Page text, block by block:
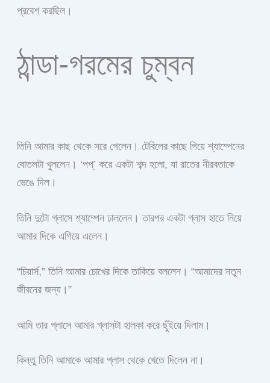
প্রবেশ করছিল।
ঠান্ডা-গরমের চুম্বন
তিনি আমার কাছ থেকে সরে গেলেন। টেবিলের কাছে গিয়ে শ্যাম্পেনের
বোতলটা খুললেন। ‘পপ্’ করে একটা শব্দ হলো, যা রাতের নীরবতাকে
ভেঙে দিল।
তিনি দুটো গ্লাসে শ্যাম্পেন ঢাললেন। তারপর একটা গ্লাস হাতে নিয়ে
আমার দিকে এগিয়ে এলেন।
“চিয়ার্স,” তিনি আমার চোখের দিকে তাকিয়ে বললেন। “আমাদের নতুন
জীবনের জন্য।”
আমি তার গ্লাসে আমার গ্লাসটা হালকা করে ছুঁইয়ে দিলাম।
কিন্তু তিনি আমাকে আমার গ্লাস থেকে খেতে দিলেন না।